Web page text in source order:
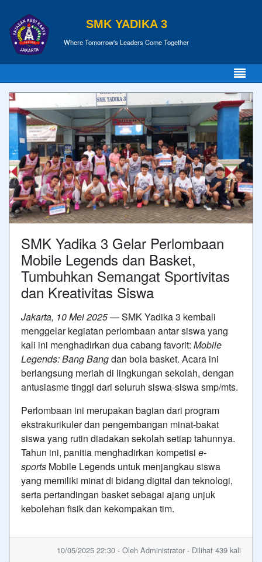
SMK YADIKA 3
Where Tomorrow's Leaders Come Together
SMK Yadika 3 Gelar Perlombaan
Mobile Legends dan Basket,
Tumbuhkan Semangat Sportivitas
dan Kreativitas Siswa
Jakarta, 10 Mei 2025— SMK Yadika 3 kembali
menggelar kegiatan perlombaan antar siswa yang
kali ini menghadirkan dua cabang favorit: Mobile
Legends: Bang Bangdan bola basket. Acara ini
berlangsung meriah di lingkungan sekolah, dengan
antusiasme tinggi dari seluruh siswa-siswa smp/mts.
Perlombaan ini merupakan bagian dari program
ekstrakurikuler dan pengembangan minat-bakat
siswa yang rutin diadakan sekolah setiap tahunnya.
Tahun ini, panitia menghadirkan kompetisi e-
sports Mobile Legends untuk menjangkau siswa
yang memiliki minat di bidang digital dan teknologi,
serta pertandingan basket sebagai ajang unjuk
kebolehan fisik dan kekompakan tim.
10/05/2025 22:30 - Oleh Administrator - Dilihat 439 kali